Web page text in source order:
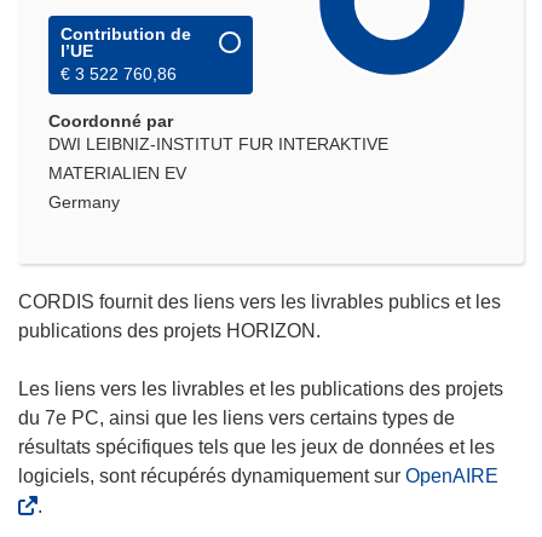
Contribution de
l’UE
€ 3 522 760,86
Coordonné par
DWI LEIBNIZ-INSTITUT FUR INTERAKTIVE
MATERIALIEN EV
Germany
CORDIS fournit des liens vers les livrables publics et les
publications des projets HORIZON.
Les liens vers les livrables et les publications des projets
du 7e PC, ainsi que les liens vers certains types de
résultats spécifiques tels que les jeux de données et les
logiciels, sont récupérés dynamiquement sur OpenAIRE
.